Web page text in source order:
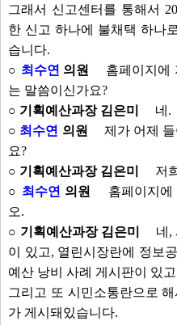
그래서 신고센터를 통해서
한 신고 하나에 불채택 하나
습니다.
○ 최수연 의원
홈페이지에
는 말씀이신가요?
○ 기획예산과장 김은미
네.
○ 최수연 의원
제가 어제
요?
○ 기획예산과장 김은미
저
○ 최수연 의원
홈페이지에
오.
○ 기획예산과장 김은미
네,
이 있고, 열린시장란에 정보
예산 낭비 사례 게시판이 있
그리고 또 시민소통란으로
가 게시돼있습니다.